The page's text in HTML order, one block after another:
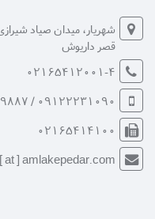
قصر داریوش
02165412001-4
09122231090 / 09121729887
02165414100
at ] amlakepedar.com